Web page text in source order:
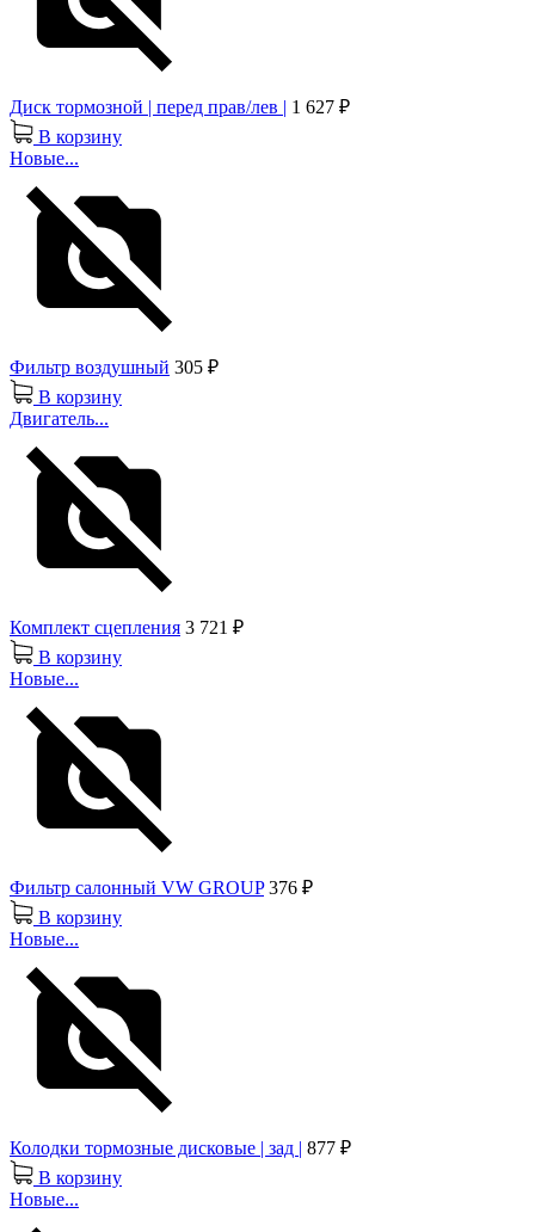
Диск тормозной | перед прав/лев | 1 627 ₽
В корзину
Новые...
Фильтр воздушный 305 ₽
В корзину
Двигатель...
Комплект сцепления 3 721 ₽
В корзину
Новые...
Фильтр салонный VW GROUP 376 ₽
В корзину
Новые...
Колодки тормозные дисковые | зад | 877 ₽
В корзину
Новые...